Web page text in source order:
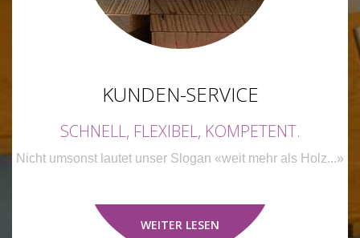
KUNDEN-SERVICE
SCHNELL, FLEXIBEL, KOMPETENT.
Nicht umsonst lautet unser Slogan «weit mehr als Holz...»
WEITER LESEN